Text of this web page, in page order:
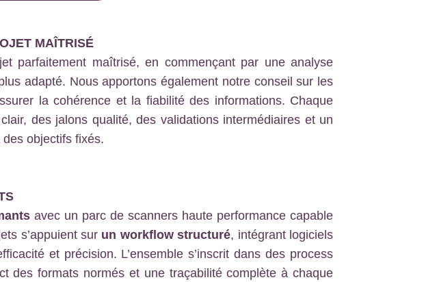
MAÎTRISÉ
parfaitement maîtrisé, en commençant par une analyse
adapté. Nous apportons également notre conseil sur les
la cohérence et la fiabilité des informations. Chaque
des jalons qualité, des validations intermédiaires et un
objectifs fixés.
avec un parc de scanners haute performance capable
s’appuient sur un workflow structuré, intégrant logiciels
et précision. L’ensemble s’inscrit dans des process
des formats normés et une traçabilité complète à chaque